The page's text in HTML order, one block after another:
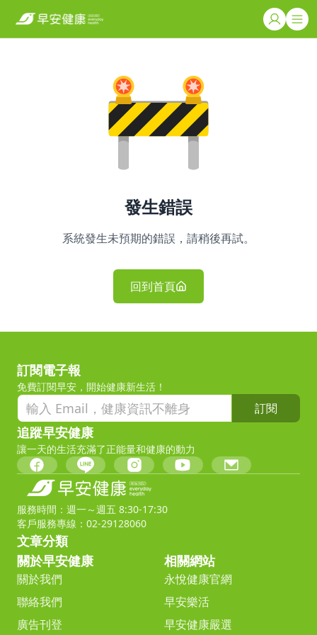
發生錯誤
系統發生未預期的錯誤，請稍後再試。
回到首頁
訂閱電子報
免費訂閱早安，開始健康新生活！
訂閱
追蹤早安健康
讓一天的生活充滿了正能量和健康的動力
服務時間：週一～週五 8:30-17:30
客戶服務專線：02-29128060
文章分類
關於早安健康
關於我們
聯絡我們
廣告刊登
相關網站
永悅健康官網
早安樂活
早安健康嚴選